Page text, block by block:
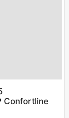
Confortline